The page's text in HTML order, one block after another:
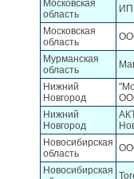
Московская
область
ИП
Московская
область
Мурманская
область
Нижний
Новгород
Нижний
Новгород
Новосибирская
область
Новосибирская